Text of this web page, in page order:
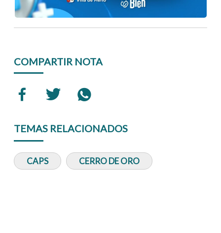
COMPARTIR NOTA
TEMAS RELACIONADOS
CAPS CERRO DE ORO